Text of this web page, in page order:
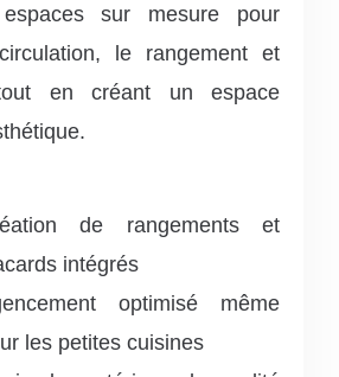
sur mesure pour
le rangement et
tout en créant un espace
de rangements et
intégrés
optimisé même
les petites cuisines